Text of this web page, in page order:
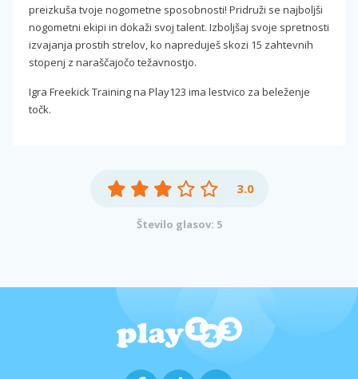
preizkuša tvoje nogometne sposobnosti! Pridruži se najboljši
nogometni ekipi in dokaži svoj talent. Izboljšaj svoje spretnosti
izvajanja prostih strelov, ko napreduješ skozi 15 zahtevnih
stopenj z naraščajočo težavnostjo.
Igra Freekick Training na Play123 ima lestvico za beleženje
točk.
3.0
Število glasov: 5